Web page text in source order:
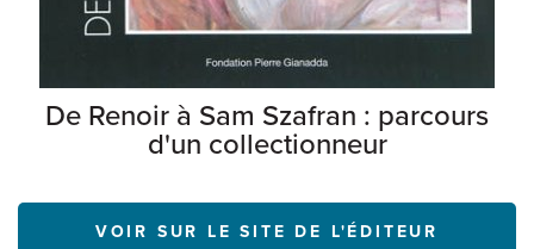
De Renoir à Sam Szafran : parcours
d'un collectionneur
VOIR SUR LE SITE DE L'ÉDITEUR